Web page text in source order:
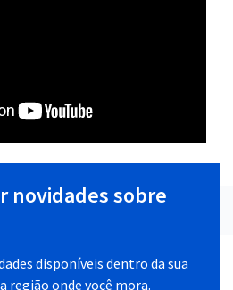
novidades sobre
disponíveis dentro da sua
região onde você mora.